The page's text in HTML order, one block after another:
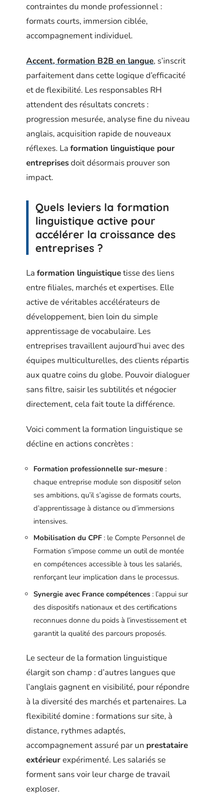
contraintes du monde professionnel :
formats courts, immersion ciblée,
accompagnement individuel.
Accent, formation B2B en langue, s’inscrit
parfaitement dans cette logique d’efficacité
et de flexibilité. Les responsables RH
attendent des résultats concrets :
progression mesurée, analyse fine du niveau
anglais, acquisition rapide de nouveaux
réflexes. La formation linguistique pour
entreprisesdoit désormais prouver son
impact.
Quels leviers la formation
linguistique active pour
accélérer la croissance des
entreprises ?
La formation linguistiquetisse des liens
entre filiales, marchés et expertises. Elle
active de véritables accélérateurs de
développement, bien loin du simple
apprentissage de vocabulaire. Les
entreprises travaillent aujourd’hui avec des
équipes multiculturelles, des clients répartis
aux quatre coins du globe. Pouvoir dialoguer
sans filtre, saisir les subtilités et négocier
directement, cela fait toute la différence.
Voici comment la formation linguistique se
décline en actions concrètes :
Formation professionnelle sur-mesure :
chaque entreprise module son dispositif selon
ses ambitions, qu’il s’agisse de formats courts,
d’apprentissage à distance ou d’immersions
intensives.
Mobilisation du CPF : le Compte Personnel de
Formation s’impose comme un outil de montée
en compétences accessible à tous les salariés,
renforçant leur implication dans le processus.
Synergie avec France compétences : l’appui sur
des dispositifs nationaux et des certifications
reconnues donne du poids à l’investissement et
garantit la qualité des parcours proposés.
Le secteur de la formation linguistique
élargit son champ : d’autres langues que
l’anglais gagnent en visibilité, pour répondre
à la diversité des marchés et partenaires. La
flexibilité domine : formations sur site, à
distance, rythmes adaptés,
accompagnement assuré par un prestataire
extérieurexpérimenté. Les salariés se
forment sans voir leur charge de travail
exploser.